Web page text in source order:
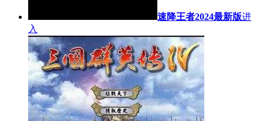
速降王者2024最新版进
入